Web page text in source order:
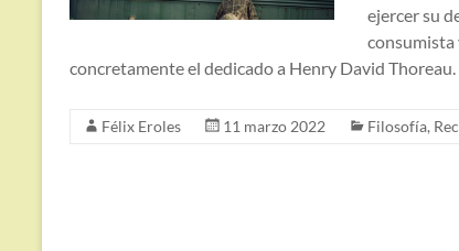
ejercer su
consumista
concretamente el dedicado a Henry David Thoreau.
Félix Eroles 11 marzo 2022 Filosofía,